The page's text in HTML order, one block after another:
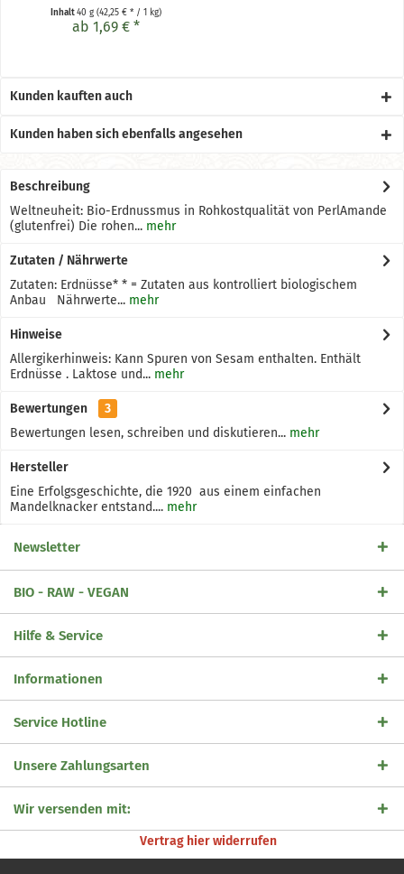
roh
Inhalt40 g (42,25 € * / 1 kg)
ab 1,69 € *
Kunden kauften auch
Kunden haben sich ebenfalls angesehen
Beschreibung
Weltneuheit: Bio-Erdnussmus in Rohkostqualität von PerlAmande
(glutenfrei) Die rohen... mehr
Zutaten / Nährwerte
Zutaten: Erdnüsse* * = Zutaten aus kontrolliert biologischem
Anbau Nährwerte... mehr
Hinweise
Allergikerhinweis: Kann Spuren von Sesam enthalten. Enthält
Erdnüsse . Laktose und... mehr
Bewertungen
3
Bewertungen lesen, schreiben und diskutieren... mehr
Hersteller
Eine Erfolgsgeschichte, die 1920 aus einem einfachen
Mandelknacker entstand.... mehr
Newsletter
BIO - RAW - VEGAN
Hilfe & Service
Informationen
Service Hotline
Unsere Zahlungsarten
Wir versenden mit:
Vertrag hier widerrufen